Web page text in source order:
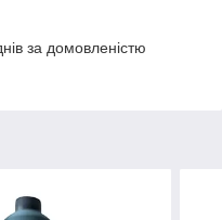
за домовленістю